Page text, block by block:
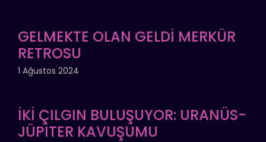
GELMEKTE OLAN GELDİ MERKÜR
RETROSU
1 Ağustos 2024
İKİ ÇILGIN BULUŞUYOR: URANÜS-
JÜPİTER KAVUŞUMU